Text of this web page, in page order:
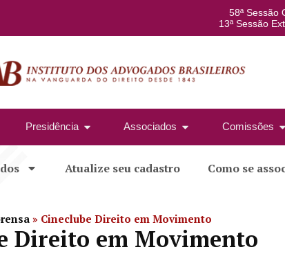
58ª Sessão
13ª Sessão
Presidência Associados Comissões
Atualize seu cadastro Como se
» Cineclube Direito em Movimento
Direito em Movimento